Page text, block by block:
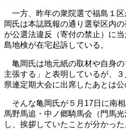
一方、昨年の衆院選で福島１区
岡氏は本誌既報の通り選挙区内
が公選法違反（寄付の禁止）に
島地検が在宅起訴している。
亀岡氏は地元紙の取材や自身
主張する」と表明しているが、
県連定期大会に出席したあとは公
そんな亀岡氏が５月17日に南
馬野馬追・中ノ郷騎馬会（門馬
し、挨拶していたことが分かっ